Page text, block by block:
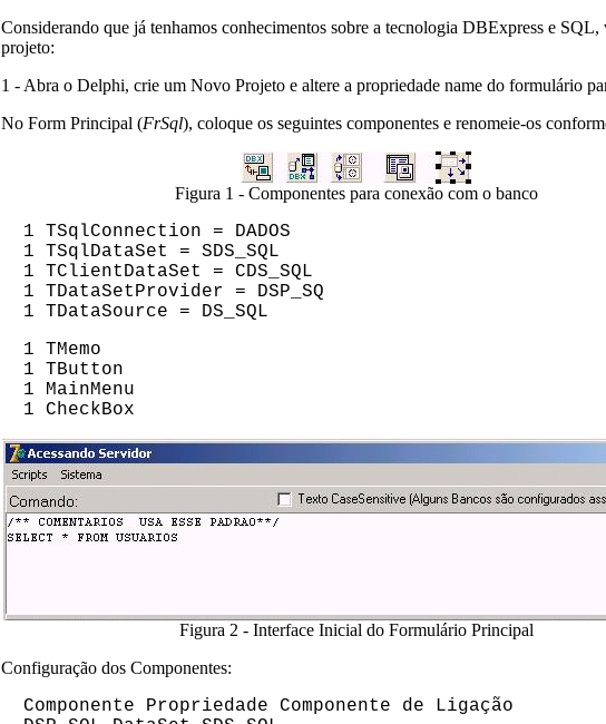
Considerando que já tenhamos conhecimentos sobre a tecnologia DBExpress e SQL,
projeto:
1 - Abra o Delphi, crie um Novo Projeto e altere a propriedade name do formulário
No Form Principal (FrSql), coloque os seguintes componentes e renomeie-os
Figura 1 - Componentes para conexão com o banco
1 TSqlConnection = DADOS
1 TSqlDataSet = SDS_SQL
1 TClientDataSet = CDS_SQL
1 TDataSetProvider = DSP_SQ
1 TDataSource = DS_SQL
1 TMemo
1 TButton
1 MainMenu
1 CheckBox
Figura 2 - Interface Inicial do Formulário Principal
Configuração dos Componentes:
Componente Propriedade Componente de Ligação